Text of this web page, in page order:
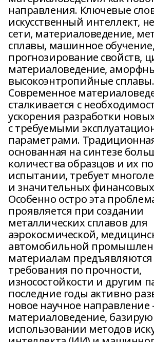
направления. Ключевые
искусственный интеллект,
сети, материаловедение,
сплавы, машинное обучение,
прогнозирование свойств,
материаловедение,
высокоэнтропийные
Современное
сталкивается с
ускорения разработки
с требуемыми
параметрами.
основанная на синтезе
количества образцов и их
испытании, требует
и значительных
Особенно остро эта
проявляется при создании
металлических сплавов для
аэрокосмической,
автомобильной
материалам предъявляются
требования по прочности,
износостойкости и другим
последние годы активно
новое научное направление
материаловедение,
использовании методов